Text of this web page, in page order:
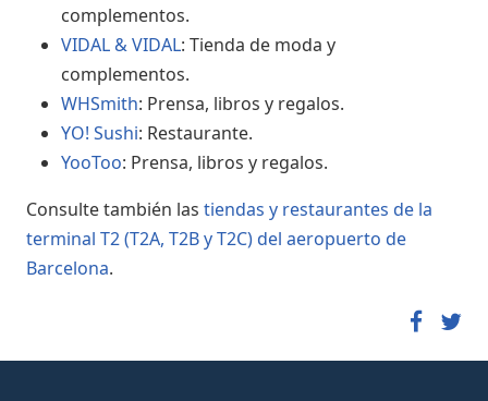
complementos.
VIDAL & VIDAL: Tienda de moda y
complementos.
WHSmith: Prensa, libros y regalos.
YO! Sushi: Restaurante.
YooToo: Prensa, libros y regalos.
Consulte también las tiendas y restaurantes de la
terminal T2 (T2A, T2B y T2C) del aeropuerto de
Barcelona.